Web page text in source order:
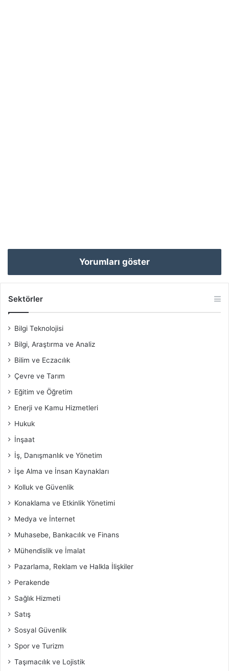
Yorumları göster
Sektörler
Bilgi Teknolojisi
Bilgi, Araştırma ve Analiz
Bilim ve Eczacılık
Çevre ve Tarım
Eğitim ve Öğretim
Enerji ve Kamu Hizmetleri
Hukuk
İnşaat
İş, Danışmanlık ve Yönetim
İşe Alma ve İnsan Kaynakları
Kolluk ve Güvenlik
Konaklama ve Etkinlik Yönetimi
Medya ve İnternet
Muhasebe, Bankacılık ve Finans
Mühendislik ve İmalat
Pazarlama, Reklam ve Halkla İlişkiler
Perakende
Sağlık Hizmeti
Satış
Sosyal Güvenlik
Spor ve Turizm
Taşımacılık ve Lojistik